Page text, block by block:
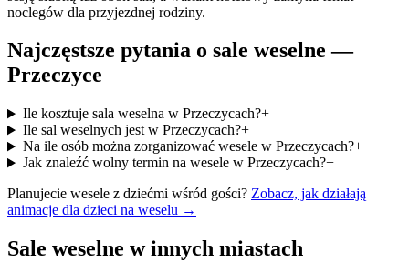
noclegów dla przyjezdnej rodziny.
Najczęstsze pytania o sale weselne —
Przeczyce
Ile kosztuje sala weselna w Przeczycach?+
Ile sal weselnych jest w Przeczycach?+
Na ile osób można zorganizować wesele w Przeczycach?+
Jak znaleźć wolny termin na wesele w Przeczycach?+
Planujecie wesele z dziećmi wśród gości? Zobacz, jak działają
animacje dla dzieci na weselu →
Sale weselne w innych miastach